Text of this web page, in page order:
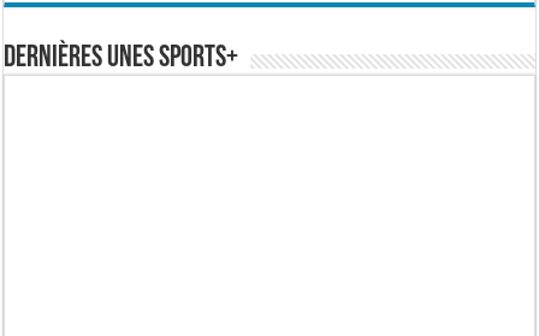
Dernières Unes Sports+